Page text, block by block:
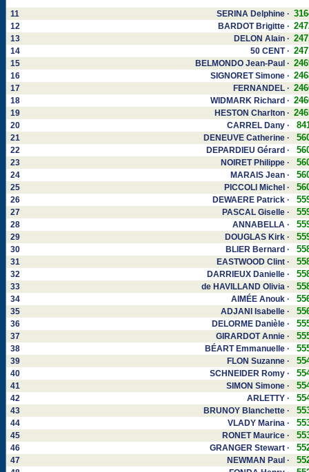
11 SERINA Delphine ·
12 BARDOT Brigitte ·
13 DELON Alain ·
14 50 CENT ·
15 BELMONDO Jean-Paul ·
16 SIGNORET Simone ·
17 FERNANDEL ·
18 WIDMARK Richard ·
19 HESTON Charlton ·
20 CARREL Dany ·
21 DENEUVE Catherine ·
22 DEPARDIEU Gérard ·
23 NOIRET Philippe ·
24 MARAIS Jean ·
25 PICCOLI Michel ·
26 DEWAERE Patrick ·
27 PASCAL Giselle ·
28 ANNABELLA ·
29 DOUGLAS Kirk ·
30 BLIER Bernard ·
31 EASTWOOD Clint ·
32 DARRIEUX Danielle ·
33 de HAVILLAND Olivia ·
34 AIMÉE Anouk ·
35 ADJANI Isabelle ·
36 DELORME Danièle ·
37 GIRARDOT Annie ·
38 BÉART Emmanuelle ·
39 FLON Suzanne ·
40 SCHNEIDER Romy ·
41 SIMON Simone ·
42 ARLETTY ·
43 BRUNOY Blanchette ·
44 VLADY Marina ·
45 RONET Maurice ·
46 GRANGER Stewart ·
47 NEWMAN Paul ·